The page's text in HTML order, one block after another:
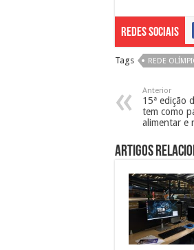
Redes Sociais
Tags REDE
Anterior
15ª edição
tem como
alimentar e
Artigos